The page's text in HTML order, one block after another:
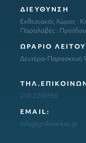
ΔΙΕΥΘΥΝΣΗ
Εκθεσιακός Χώρος :
Παραλαβές :
ΩΡΑΡΙΟ
Δευτέρα-Παρασκευή
210-2206956
ΕΜΑΙL:
info@grillmarket.gr